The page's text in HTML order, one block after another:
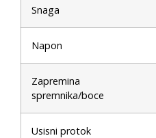
Snaga
Napon
Zapremina
spremnika/boce
Usisni protok